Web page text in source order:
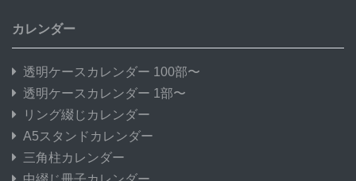
カレンダー
透明ケースカレンダー 100部〜
透明ケースカレンダー 1部〜
リング綴じカレンダー
A5スタンドカレンダー
三角柱カレンダー